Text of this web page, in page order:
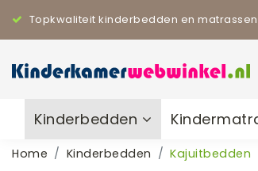
Topkwaliteit kinderbedden en matrassen
Kinderbedden
Home Kinderbedden Kajuitbedden